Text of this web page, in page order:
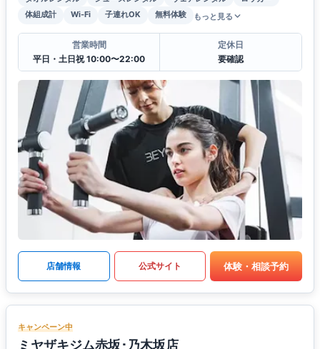
体組成計
Wi-Fi 子連れOK 無料体験 もっと見る
営業時間
平日・土日祝 10:00〜22:00
定休日
要確認
店舗情報 公式サイト 体験・相談予約
キャンペーン中
ミヤザキジム赤坂･乃木坂店